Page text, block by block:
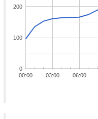
00:00 03:00 06:00
0
100
200